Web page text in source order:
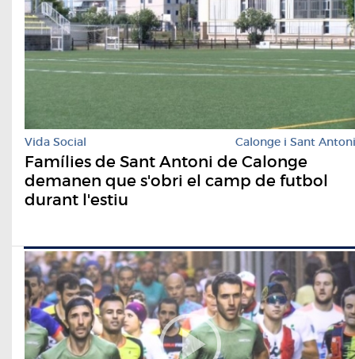
Vida Social Calonge i Sant Antoni
Famílies de Sant Antoni de Calonge
demanen que s'obri el camp de futbol
durant l'estiu